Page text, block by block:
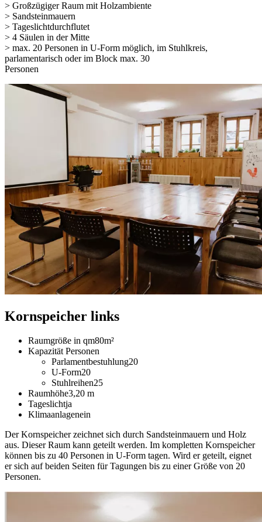
> Großzügiger Raum mit Holzambiente
> Sandsteinmauern
> Tageslichtdurchflutet
> 4 Säulen in der Mitte
> max. 20 Personen in U-Form möglich, im Stuhlkreis,
parlamentarisch oder im Block max. 30
Personen
Kornspeicher links
Raumgröße in qm80m²
Kapazität Personen
Parlamentbestuhlung20
U-Form20
Stuhlreihen25
Raumhöhe3,20 m
Tageslichtja
Klimaanlagenein
Der Kornspeicher zeichnet sich durch Sandsteinmauern und Holz
aus. Dieser Raum kann geteilt werden. Im kompletten Kornspeicher
können bis zu 40 Personen in U-Form tagen. Wird er geteilt, eignet
er sich auf beiden Seiten für Tagungen bis zu einer Größe von 20
Personen.